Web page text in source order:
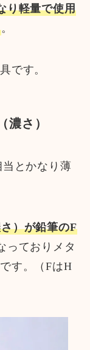
り軽量で使用
。
です。
さ）
とかなり薄
）が鉛筆のF
っておりメタ
す。（FはH